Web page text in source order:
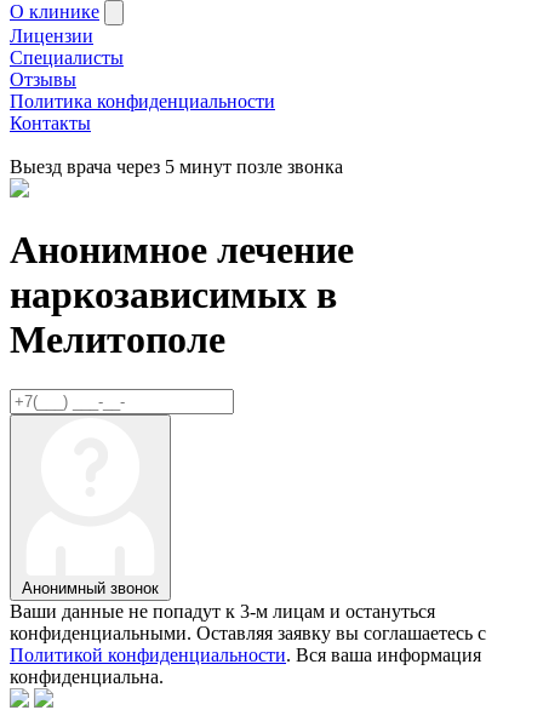
О клинике
Лицензии
Специалисты
Отзывы
Политика конфиденциальности
Контакты
Выезд врача через 5 минут позле звонка
Анонимное лечение
наркозависимых в
Мелитополе
Анонимный звонок
Ваши данные не попадут к 3-м лицам и остануться
конфиденциальными. Оставляя заявку вы соглашаетесь с
Политикой конфиденциальности. Вся ваша информация
конфиденциальна.